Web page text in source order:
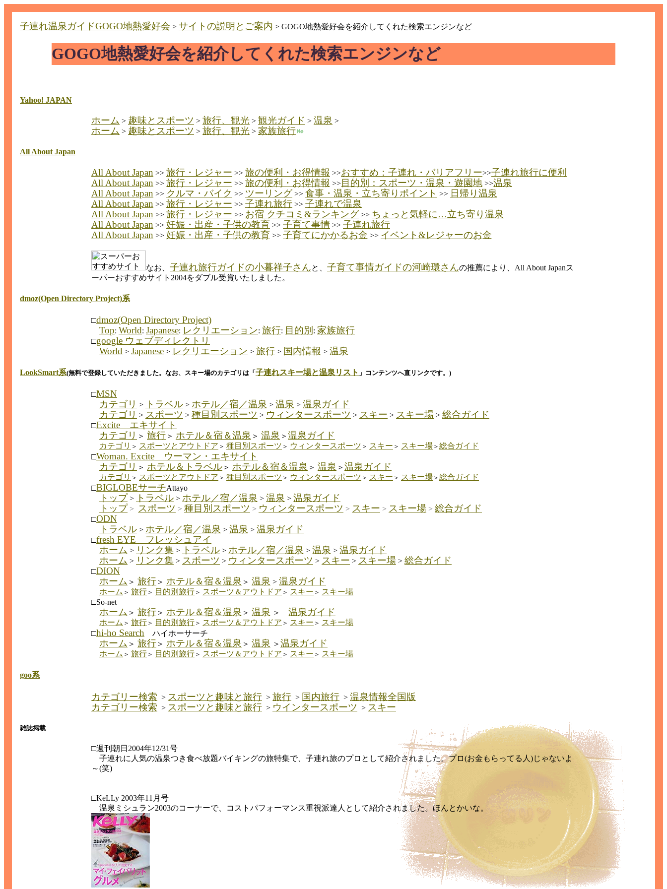
子連れ温泉ガイドGOGO地熱愛好会 > サイトの説明とご案内 > GOGO地熱愛好会を紹介してくれた検索エンジンなど
GOGO地熱愛好会を紹介してくれた検索エンジンなど
Yahoo! JAPAN
ホーム > 趣味とスポーツ > 旅行、観光 > 観光ガイド > 温泉 >
ホーム > 趣味とスポーツ > 旅行、観光 > 家族旅行
All About Japan
All About Japan >> 旅行・レジャー >> 旅の便利・お得情報 >>おすすめ：子連れ・バリアフリー>>子連れ旅行に便利
All About Japan >> 旅行・レジャー >> 旅の便利・お得情報 >>目的別：スポーツ・温泉・遊園地 >>温泉
All About Japan >> クルマ・バイク >> ツーリング >> 食事・温泉・立ち寄りポイント >> 日帰り温泉
All About Japan >> 旅行・レジャー >> 子連れ旅行 >> 子連れで温泉
All About Japan >> 旅行・レジャー >> お宿 クチコミ&ランキング >> ちょっと気軽に…立ち寄り温泉
All About Japan >> 妊娠・出産・子供の教育 >> 子育て事情 >> 子連れ旅行
All About Japan >> 妊娠・出産・子供の教育 >> 子育てにかかるお金 >> イベント&レジャーのお金
なお、 子連れ旅行ガイドの小暮祥子さんと、 子育て事情ガイドの河崎環さんの推薦により、All About Japanス
ーパーおすすめサイト2004をダブル受賞いたしました。
dmoz(Open Directory Project)系
□dmoz(Open Directory Project)
Top: World: Japanese: レクリエーション: 旅行: 目的別 : 家族旅行
□google ウェブディレクトリ
World > Japanese > レクリエーション > 旅行 > 国内情報 > 温泉
LookSmart系(無料で登録していただきました。なお、スキー場のカテゴリは「 子連れスキー場と温泉リスト 」コンテンツへ直リンクです。)
□MSN
カテゴリ > トラベル > ホテル／宿／温泉 > 温泉 > 温泉ガイド
カテゴリ > スポーツ > 種目別スポーツ > ウィンタースポーツ > スキー > スキー場 > 総合ガイド
□Excite エキサイト
カテゴリ ＞ 旅行 ＞ ホテル＆宿＆温泉 ＞ 温泉 ＞ 温泉ガイド
カテゴリ ＞ スポーツとアウトドア ＞ 種目別スポーツ ＞ ウィンタースポーツ ＞ スキー ＞ スキー場 ＞ 総合ガイド
□Woman. Excite ウーマン・エキサイト
カテゴリ ＞ ホテル＆トラベル ＞ ホテル＆宿＆温泉 ＞ 温泉 ＞ 温泉ガイド
カテゴリ ＞ スポーツとアウトドア ＞ 種目別スポーツ ＞ ウィンタースポーツ ＞ スキー ＞ スキー場 ＞ 総合ガイド
□BIGLOBEサーチAttayo
トップ > トラベル > ホテル／宿／温泉 > 温泉 > 温泉ガイド
トップ > スポーツ > 種目別スポーツ > ウィンタースポーツ > スキー > スキー場 > 総合ガイド
□ODN
トラベル > ホテル／宿／温泉 > 温泉 > 温泉ガイド
□fresh EYE フレッシュアイ
ホーム > リンク集 > トラベル > ホテル／宿／温泉 > 温泉 > 温泉ガイド
ホーム > リンク集 > スポーツ > ウィンタースポーツ > スキー > スキー場 > 総合ガイド
□DION
ホーム ＞ 旅行 ＞ ホテル＆宿＆温泉 ＞ 温泉 > 温泉ガイド
ホーム ＞ 旅行 ＞ 目的別旅行 ＞ スポーツ＆アウトドア ＞ スキー ＞ スキー場
□So-net
ホーム ＞ 旅行 ＞ ホテル＆宿＆温泉 ＞ 温泉 ＞ 温泉ガイド
ホーム ＞ 旅行 ＞ 目的別旅行 ＞ スポーツ＆アウトドア ＞ スキー ＞ スキー場
□hi-ho Search ハイホーサーチ
ホーム ＞ 旅行 ＞ ホテル＆宿＆温泉 ＞ 温泉 ＞ 温泉ガイド
ホーム ＞ 旅行 ＞ 目的別旅行 ＞ スポーツ＆アウトドア ＞ スキー ＞ スキー場
goo系
カテゴリー検索 > スポーツと趣味と旅行 > 旅行 > 国内旅行 > 温泉情報全国版
カテゴリー検索 > スポーツと趣味と旅行 > ウインタースポーツ > スキー
雑誌掲載
□週刊朝日2004年12/31号
子連れに人気の温泉つき食べ放題バイキングの旅特集で、子連れ旅のプロとして紹介されました。プロ(お金もらってる人)じゃないよ
～(笑)
□KeLLy 2003年11月号
温泉ミシュラン2003のコーナーで、コストパフォーマンス重視派達人として紹介されました。ほんとかいな。